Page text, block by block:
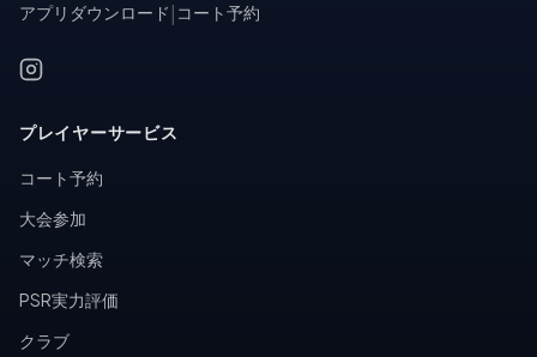
アプリダウンロード コート予約
プレイヤーサービス
コート予約
大会参加
マッチ検索
PSR実力評価
クラブ